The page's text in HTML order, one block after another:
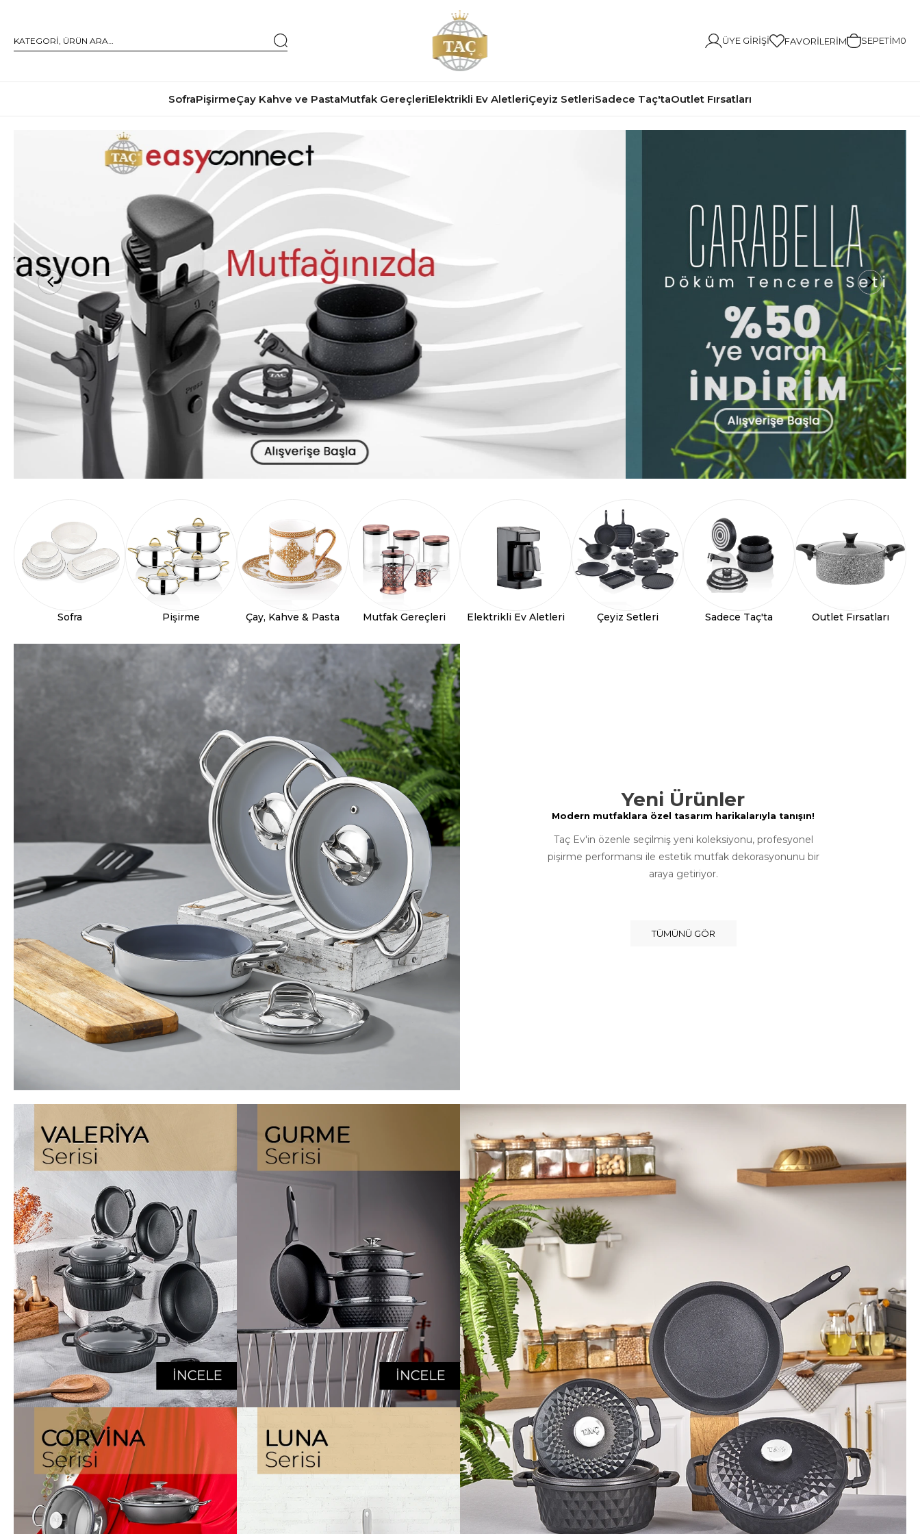
ÜYE GIRIŞI FAVORILERIM SEPETIM0
SofraPişirmeÇay Kahve ve PastaMutfak GereçleriElektrikli Ev AletleriÇeyiz SetleriSadece Taç'taOutlet Fırsatları
Sofra Pişirme Çay, Kahve & Pasta Mutfak Gereçleri Elektrikli Ev Aletleri Çeyiz Setleri Sadece Taç'ta Outlet Fırsatları
Yeni Ürünler
Modern mutfaklara özel tasarım harikalarıyla tanışın!
Taç Ev'in özenle seçilmiş yeni koleksiyonu, profesyonel
pişirme performansı ile estetik mutfak dekorasyonunu bir
araya getiriyor.
TÜMÜNÜ GÖR